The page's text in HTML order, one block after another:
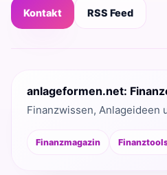
Kontakt RSS Feed
anlageformen.net:
Finanzwissen, Anlageideen
Finanzmagazin